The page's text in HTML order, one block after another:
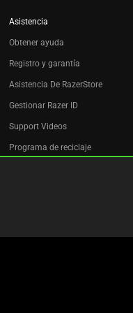
Asistencia
Obtener ayuda
Registro y garantía
Asistencia De RazerStore
Gestionar Razer ID
Support Videos
Programa de reciclaje